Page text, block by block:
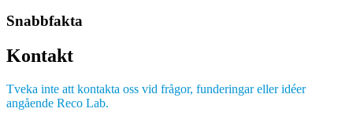
Snabbfakta
Kontakt
Tveka inte att kontakta oss vid frågor, funderingar eller idéer
angående Reco Lab.